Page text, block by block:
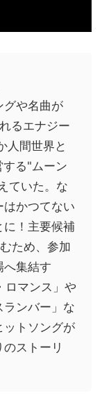
グや名曲が
るエナジー
人間世界と
る"ムーン
ていた。な
はかつてない
に！主要候補
ため、参加
へ集結す
ロマンス」や
ンバー」な
ットソングが
ストーリ